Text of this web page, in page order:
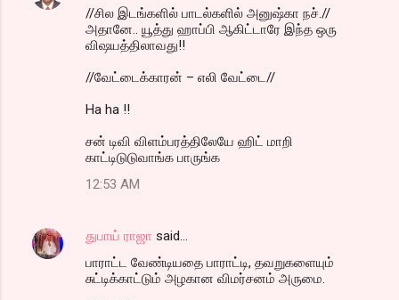
//சில இடங்களில் பாடல்களில் அனுஷ்கா நச்.//
அதானே.. யூத்து ஹாப்பி ஆகிட்டாரே இந்த ஒரு
விஷயத்திலாவது!!
//வேட்டைக்காரன் – எலி வேட்டை//
Ha ha !!
சன் டிவி விளம்பரத்திலேயே ஹிட் மாறி
காட்டிடுடுவாங்க பாருங்க
12:53 AM
துபாய் ராஜா said…
பாராட்ட வேண்டியதை பாராட்டி, தவறுகளையும்
சுட்டிக்காட்டும் அழகான விமர்சனம் அருமை.